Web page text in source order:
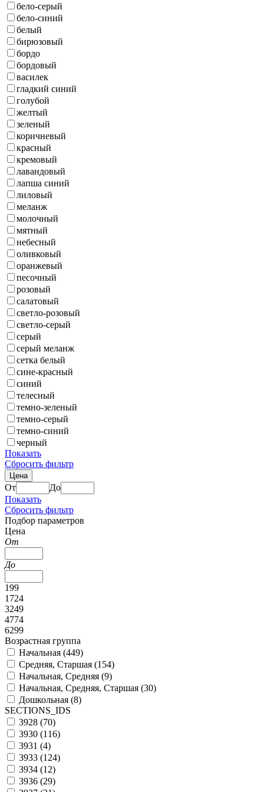
бело-серый
бело-синий
белый
бирюзовый
бордо
бордовый
василек
гладкий синий
голубой
желтый
зеленый
коричневый
красный
кремовый
лавандовый
лапша синий
лиловый
меланж
молочный
мятный
небесный
оливковый
оранжевый
песочный
розовый
салатовый
светло-розовый
светло-серый
серый
серый меланж
сетка белый
сине-красный
синий
телесный
темно-зеленый
темно-серый
темно-синий
черный
Показать
Сбросить фильтр
Цена
От
До
Показать
Сбросить фильтр
Подбор параметров
Цена
От
До
199
1724
3249
4774
6299
Возрастная группа
Начальная (449)
Средняя, Старшая (154)
Начальная, Средняя (9)
Начальная, Средняя, Старшая (30)
Дошкольная (8)
SECTIONS_IDS
3928 (70)
3930 (116)
3931 (4)
3933 (124)
3934 (12)
3936 (29)